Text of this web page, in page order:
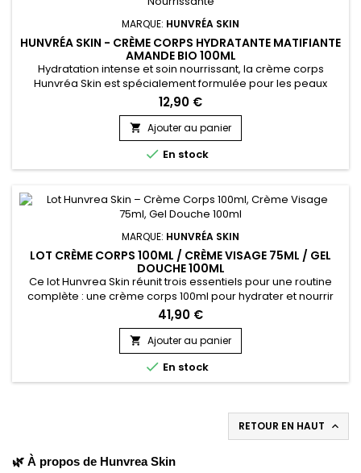
MARQUE: HUNVRÉA SKIN
HUNVRÉA SKIN - CRÈME CORPS HYDRATANTE MATIFIANTE
AMANDE BIO 100ML
Hydratation intense et soin nourrissant, la crème corps
Hunvréa Skin est spécialement formulée pour les peaux
sèches et sensibles. Sa texture légère pénètre rapidement
sans laisser de film gras, apportant douceur et confort tout
au long de la journée. Enrichie en ingrédients naturels et
actifs apaisants, elle aide à renforcer la barrière cutanée, à...
12,90 €
 Ajouter au panier
 En stock
MARQUE: HUNVRÉA SKIN
LOT CRÈME CORPS 100ML / CRÈME VISAGE 75ML / GEL
DOUCHE 100ML
Ce lot Hunvrea Skin réunit trois essentiels pour une routine
complète : une crème corps 100ml pour hydrater et nourrir
intensément, une crème visage 75ml pour apaiser, protéger
et sublimer l’éclat du teint, et un gel douche 100ml à la
mousse onctueuse qui nettoie en douceur sans dessécher.
Enrichis en actifs naturels, ces soins laissent la peau douce,...
41,90 €
 Ajouter au panier
 En stock
RETOUR EN HAUT 
🌿 À propos de Hunvrea Skin